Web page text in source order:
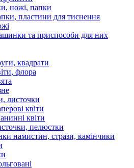
ножі, папки
пластини для тиснення
та приспособи для них
квадрати
флора
листочки
квіти
квіти
пелюстки
намистин, стрази, камінчики